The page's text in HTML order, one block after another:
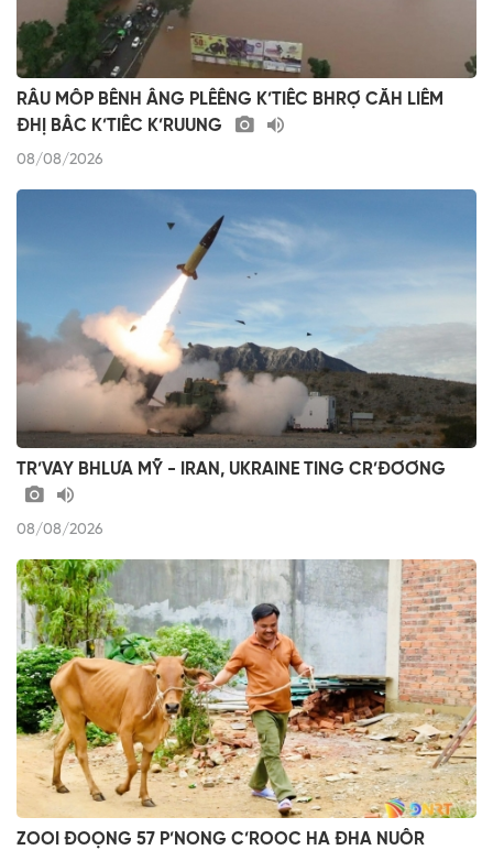
RÂU MÔP BÊNH ÂNG PLÊÊNG K’TIÊC BHRỢ CĂH LIÊM
ĐHỊ BÂC K’TIÊC K’RUUNG
08/08/2026
TR’VAY BHLƯA MỸ - IRAN, UKRAINE TING CR’ĐƠƠNG
08/08/2026
ZOOI ĐOỌNG 57 P’NONG C’ROOC HA ĐHA NUÔR